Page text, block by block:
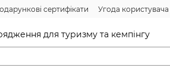
сертифікати Угода користувача
для туризму та кемпінгу